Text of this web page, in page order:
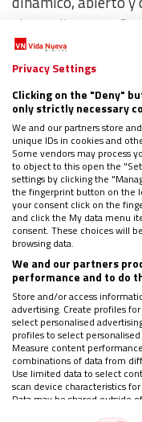
el estudio y
continuidad y de
acelerados cambios
realidad socio-
teológica que se va
Segundo,en este
continuidad-
perfeccionándose
reformulaciones.
criterios o
formulaciones
evangélico y de la
Iglesia y para la
construcción de
dignidad humana y
humanidad.
Privacy Settings
Clicking on the "Deny"
only strictly necessary
We and our partners store
unique IDs in cookies and
Some vendors may process
to object to this open the
settings by clicking the
the fingerprint button on the
your consent click on the
and click the My data menu
consent. These choices will
browsing data.
We and our partners
performance and to do
Store and/or access
advertising. Create profiles
select personalised
profiles to select
Measure content
combinations of data from
Use limited data to select
scan device characteristics
Data may be shared outside
Your consent and the